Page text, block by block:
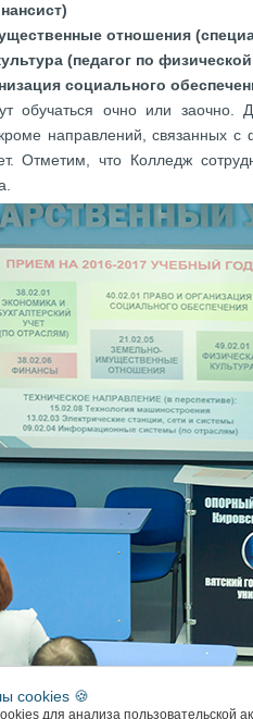
отношения
(педагог по
социального
обучаться очно или заочно.
направлений, связанных
Отметим, что Колледж
на очную форму обучения
cookies 🍪
для анализа пользовательской